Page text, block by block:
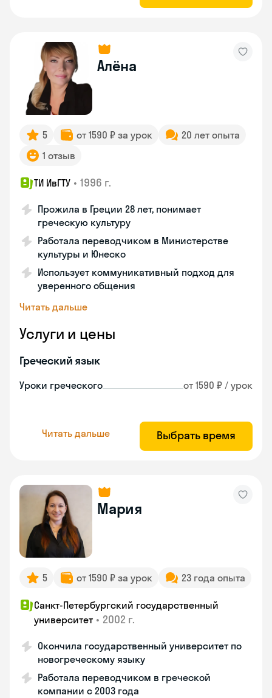
Алёна
5 от 1590 ₽ за урок
20 лет опыта
1 отзыв
ТИ ИвГТУ • 1996 г.
Прожила в Греции 28 лет, понимает
греческую культуру
Работала переводчиком в Министерстве
культуры и Юнеско
Использует коммуникативный подход для
уверенного общения
Читать дальше
Услуги и цены
Греческий язык
Уроки греческого от 1590 ₽ / урок
Читать дальше Выбрать время
Мария
5 от 1590 ₽ за урок 23 года опыта
Санкт-Петербургский государственный
университет • 2002 г.
Окончила государственный университет по
новогреческому языку
Работала переводчиком в греческой
компании с 2003 года